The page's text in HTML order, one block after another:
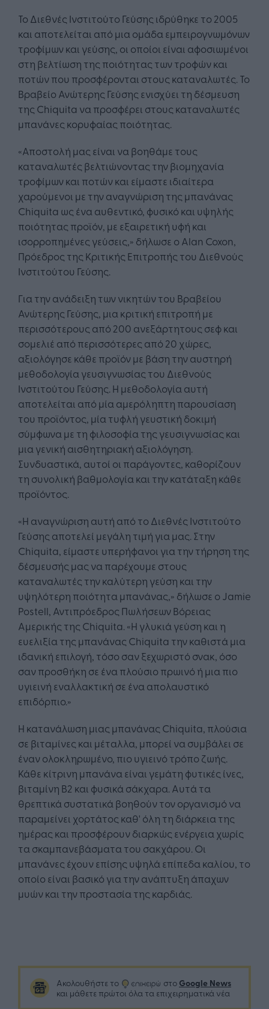
Το Διεθνές Ινστιτούτο Γεύσης ιδρύθηκε το 2005
και αποτελείται από μια ομάδα εμπειρογνωμόνων
τροφίμων και γεύσης, οι οποίοι είναι αφοσιωμένοι
στη βελτίωση της ποιότητας των τροφών και
ποτών που προσφέρονται στους καταναλωτές. Το
Βραβείο Ανώτερης Γεύσης ενισχύει τη δέσμευση
της Chiquita να προσφέρει στους καταναλωτές
μπανάνες κορυφαίας ποιότητας.
«Αποστολή μας είναι να βοηθάμε τους
καταναλωτές βελτιώνοντας την βιομηχανία
τροφίμων και ποτών και είμαστε ιδιαίτερα
χαρούμενοι με την αναγνώριση της μπανάνας
Chiquita ως ένα αυθεντικό, φυσικό και υψηλής
ποιότητας προϊόν, με εξαιρετική υφή και
ισορροπημένες γεύσεις,» δήλωσε ο Alan Coxon,
Πρόεδρος της Κριτικής Επιτροπής του Διεθνούς
Ινστιτούτου Γεύσης.
Για την ανάδειξη των νικητών του Βραβείου
Ανώτερης Γεύσης, μια κριτική επιτροπή με
περισσότερους από 200 ανεξάρτητους σεφ και
σομελιέ από περισσότερες από 20 χώρες,
αξιολόγησε κάθε προϊόν με βάση την αυστηρή
μεθοδολογία γευσιγνωσίας του Διεθνούς
Ινστιτούτου Γεύσης. Η μεθοδολογία αυτή
αποτελείται από μία αμερόληπτη παρουσίαση
του προϊόντος, μία τυφλή γευστική δοκιμή
σύμφωνα με τη φιλοσοφία της γευσιγνωσίας και
μια γενική αισθητηριακή αξιολόγηση.
Συνδυαστικά, αυτοί οι παράγοντες, καθορίζουν
τη συνολική βαθμολογία και την κατάταξη κάθε
προϊόντος.
«Η αναγνώριση αυτή από το Διεθνές Ινστιτούτο
Γεύσης αποτελεί μεγάλη τιμή για μας. Στην
Chiquita, είμαστε υπερήφανοι για την τήρηση της
δέσμευσής μας να παρέχουμε στους
καταναλωτές την καλύτερη γεύση και την
υψηλότερη ποιότητα μπανάνας,» δήλωσε ο Jamie
Postell, Αντιπρόεδρος Πωλήσεων Βόρειας
Αμερικής της Chiquita. «Η γλυκιά γεύση και η
ευελιξία της μπανάνας Chiquita την καθιστά μια
ιδανική επιλογή, τόσο σαν ξεχωριστό σνακ, όσο
σαν προσθήκη σε ένα πλούσιο πρωινό ή μια πιο
υγιεινή εναλλακτική σε ένα απολαυστικό
επιδόρπιο.»
Η κατανάλωση μιας μπανάνας Chiquita, πλούσια
σε βιταμίνες και μέταλλα, μπορεί να συμβάλει σε
έναν ολοκληρωμένο, πιο υγιεινό τρόπο ζωής.
Κάθε κίτρινη μπανάνα είναι γεμάτη φυτικές ίνες,
βιταμίνη Β2 και φυσικά σάκχαρα. Αυτά τα
θρεπτικά συστατικά βοηθούν τον οργανισμό να
παραμείνει χορτάτος καθ' όλη τη διάρκεια της
ημέρας και προσφέρουν διαρκώς ενέργεια χωρίς
τα σκαμπανεβάσματα του σακχάρου. Οι
μπανάνες έχουν επίσης υψηλά επίπεδα καλίου, το
οποίο είναι βασικό για την ανάπτυξη άπαχων
μυών και την προστασία της καρδιάς.
Ακολουθήστε το στο Google News
και μάθετε πρώτοι όλα τα επιχειρηματικά νέα